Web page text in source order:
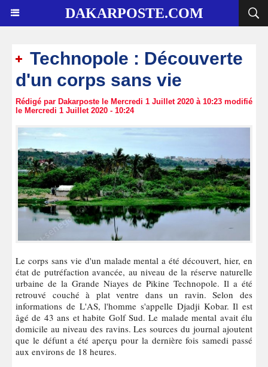
DAKARPOSTE.COM
Technopole : Découverte
d'un corps sans vie
Rédigé par Dakarposte le Mercredi 1 Juillet 2020 à 10:23 modifié
le Mercredi 1 Juillet 2020 - 10:24
Le corps sans vie d'un malade mental a été découvert, hier, en
état de putréfaction avancée, au niveau de la réserve naturelle
urbaine de la Grande Niayes de Pikine Technopole. Il a été
retrouvé couché à plat ventre dans un ravin. Selon des
informations de L'AS, l'homme s'appelle Djadji Kobar. Il est
âgé de 43 ans et habite Golf Sud. Le malade mental avait élu
domicile au niveau des ravins. Les sources du journal ajoutent
que le défunt a été aperçu pour la dernière fois samedi passé
aux environs de 18 heures.